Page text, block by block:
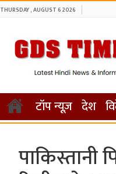
THURSDAY , AUGUST 6 2026
टॉप न्यूज़ देश